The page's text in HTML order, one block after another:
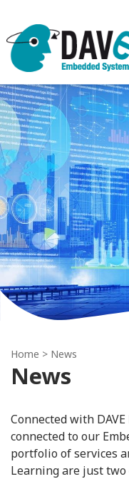
Home > News
News
Connected with
connected to our
portfolio of services
Learning are just